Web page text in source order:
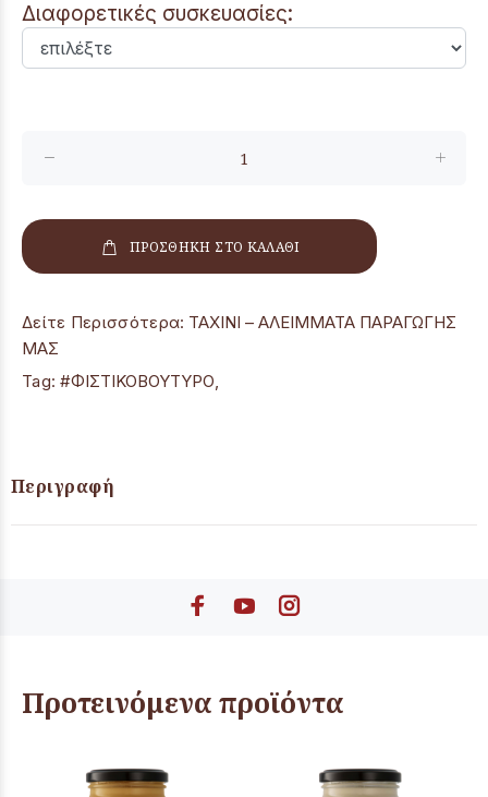
Διαφορετικές συσκευασίες:
ΠΡΟΣΘΗΚΗ ΣΤΟ ΚΑΛΑΘΙ
Δείτε Περισσότερα: ΤΑΧΙΝΙ – ΑΛΕΙΜΜΑΤΑ ΠΑΡΑΓΩΓΗΣ
ΜΑΣ
Tag: #ΦΙΣΤΙΚΟΒΟΥΤΥΡΟ,
Περιγραφή
Προτεινόμενα προϊόντα